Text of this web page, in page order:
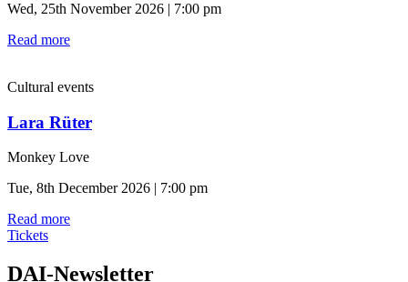
Wed, 25th November 2026 | 7:00 pm
Read more
Cultural events
Lara Rüter
Monkey Love
Tue, 8th December 2026 | 7:00 pm
Read more
Tickets
DAI-Newsletter